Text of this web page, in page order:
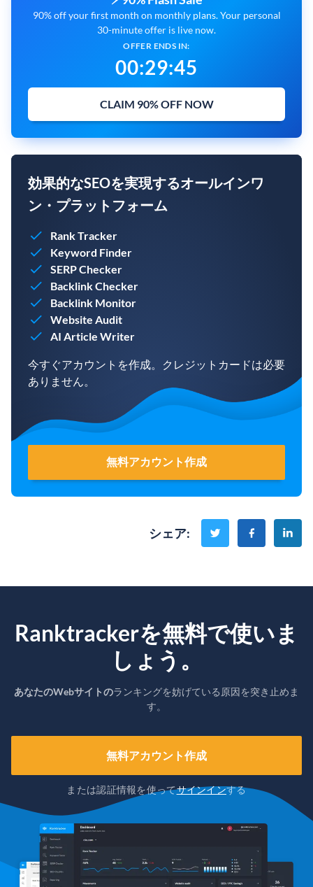
90% off your first month on monthly plans. Your personal
30-minute offer is live now.
OFFER ENDS IN:
00:29:44
CLAIM 90% OFF NOW
効果的なSEOを実現するオールインワ
ン・プラットフォーム
Rank Tracker
Keyword Finder
SERP Checker
Backlink Checker
Backlink Monitor
Website Audit
AI Article Writer
今すぐアカウントを作成。クレジットカードは必要
ありません。
無料アカウント作成
シェア:
Ranktrackerを無料で使いま
しょう。
あなたのWebサイトのランキングを妨げている原因を突き止めま
す。
無料アカウント作成
または認証情報を使ってサインインする